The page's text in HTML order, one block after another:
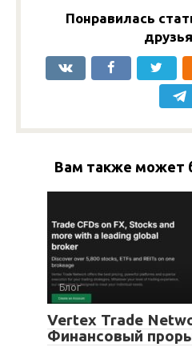
Понравилась
Вам также может
Блог
Vertex Trade
Финансовый